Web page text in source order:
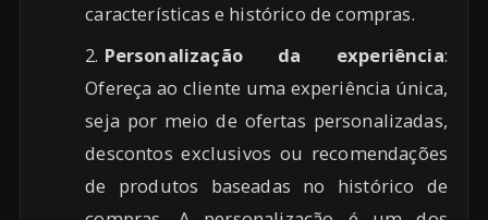
características e histórico de compras.
Personalização da experiência:
Ofereça ao cliente uma experiência única,
seja por meio de ofertas personalizadas,
descontos exclusivos ou recomendações
de produtos baseadas no histórico de